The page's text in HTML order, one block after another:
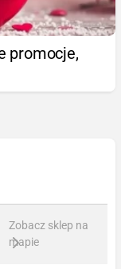
promocje,
Zobacz sklep na
mapie